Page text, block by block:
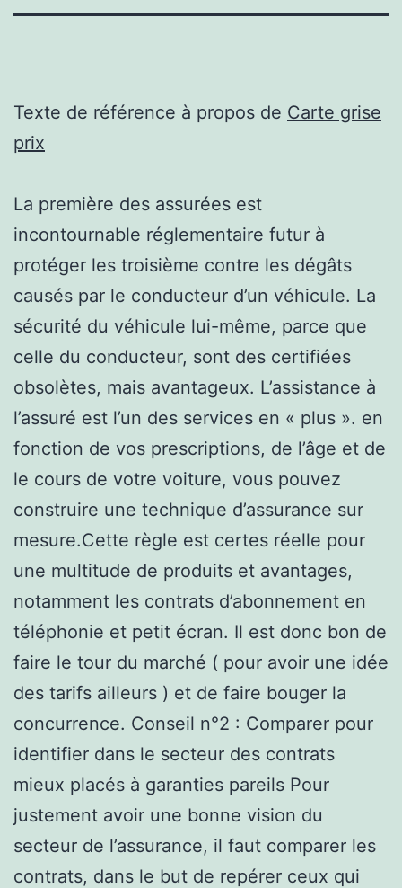
Texte de référence à propos de Carte grise
prix
La première des assurées est
incontournable réglementaire futur à
protéger les troisième contre les dégâts
causés par le conducteur d’un véhicule. La
sécurité du véhicule lui-même, parce que
celle du conducteur, sont des certifiées
obsolètes, mais avantageux. L’assistance à
l’assuré est l’un des services en « plus ». en
fonction de vos prescriptions, de l’âge et de
le cours de votre voiture, vous pouvez
construire une technique d’assurance sur
mesure.Cette règle est certes réelle pour
une multitude de produits et avantages,
notamment les contrats d’abonnement en
téléphonie et petit écran. Il est donc bon de
faire le tour du marché ( pour avoir une idée
des tarifs ailleurs ) et de faire bouger la
concurrence. Conseil n°2 : Comparer pour
identifier dans le secteur des contrats
mieux placés à garanties pareils Pour
justement avoir une bonne vision du
secteur de l’assurance, il faut comparer les
contrats, dans le but de repérer ceux qui